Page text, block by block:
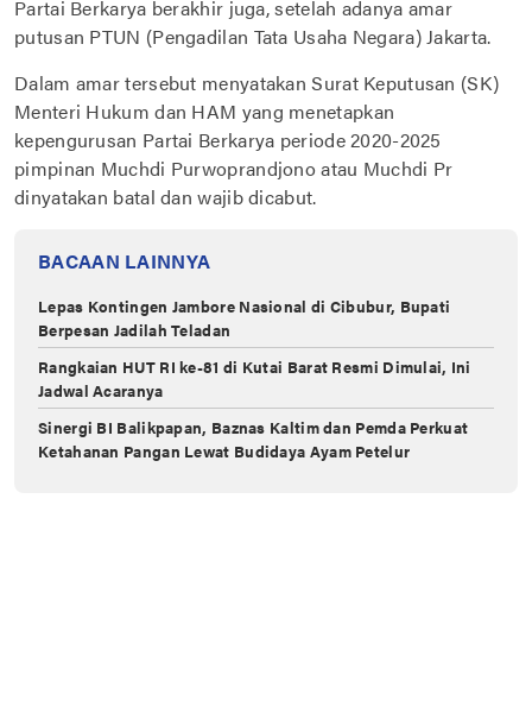
Partai Berkarya berakhir juga, setelah adanya amar
putusan PTUN (Pengadilan Tata Usaha Negara) Jakarta.
Dalam amar tersebut menyatakan Surat Keputusan (SK)
Menteri Hukum dan HAM yang menetapkan
kepengurusan Partai Berkarya periode 2020-2025
pimpinan Muchdi Purwoprandjono atau Muchdi Pr
dinyatakan batal dan wajib dicabut.
BACAAN LAINNYA
Lepas Kontingen Jambore Nasional di Cibubur, Bupati
Berpesan Jadilah Teladan
Rangkaian HUT RI ke-81 di Kutai Barat Resmi Dimulai, Ini
Jadwal Acaranya
Sinergi BI Balikpapan, Baznas Kaltim dan Pemda Perkuat
Ketahanan Pangan Lewat Budidaya Ayam Petelur